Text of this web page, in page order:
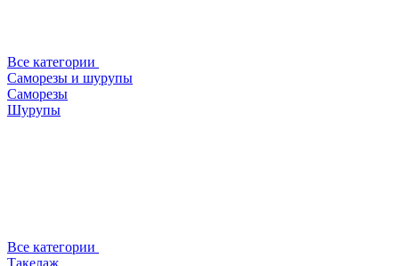
Все категории
Саморезы и шурупы
Саморезы
Шурупы
Все категории
Такелаж